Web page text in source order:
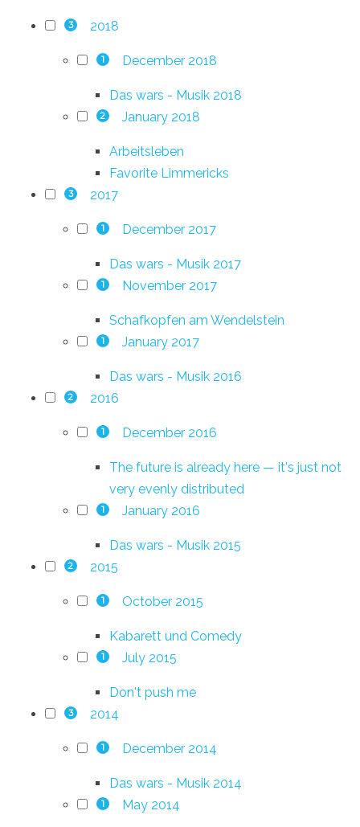
3 2018
1 December 2018
Das wars - Musik 2018
2 January 2018
Arbeitsleben
Favorite Limmericks
3 2017
1 December 2017
Das wars - Musik 2017
1 November 2017
Schafkopfen am Wendelstein
1 January 2017
Das wars - Musik 2016
2 2016
1 December 2016
The future is already here — it's just not
very evenly distributed
1 January 2016
Das wars - Musik 2015
2 2015
1 October 2015
Kabarett und Comedy
1 July 2015
Don't push me
3 2014
1 December 2014
Das wars - Musik 2014
1 May 2014